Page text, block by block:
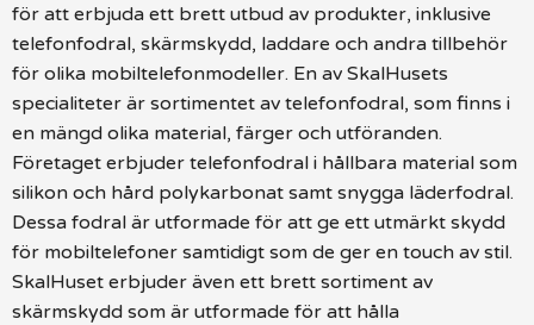
för att erbjuda ett brett utbud av produkter, inklusive
telefonfodral, skärmskydd, laddare och andra tillbehör
för olika mobiltelefonmodeller. En av SkalHusets
specialiteter är sortimentet av telefonfodral, som finns i
en mängd olika material, färger och utföranden.
Företaget erbjuder telefonfodral i hållbara material som
silikon och hård polykarbonat samt snygga läderfodral.
Dessa fodral är utformade för att ge ett utmärkt skydd
för mobiltelefoner samtidigt som de ger en touch av stil.
SkalHuset erbjuder även ett brett sortiment av
skärmskydd som är utformade för att hålla